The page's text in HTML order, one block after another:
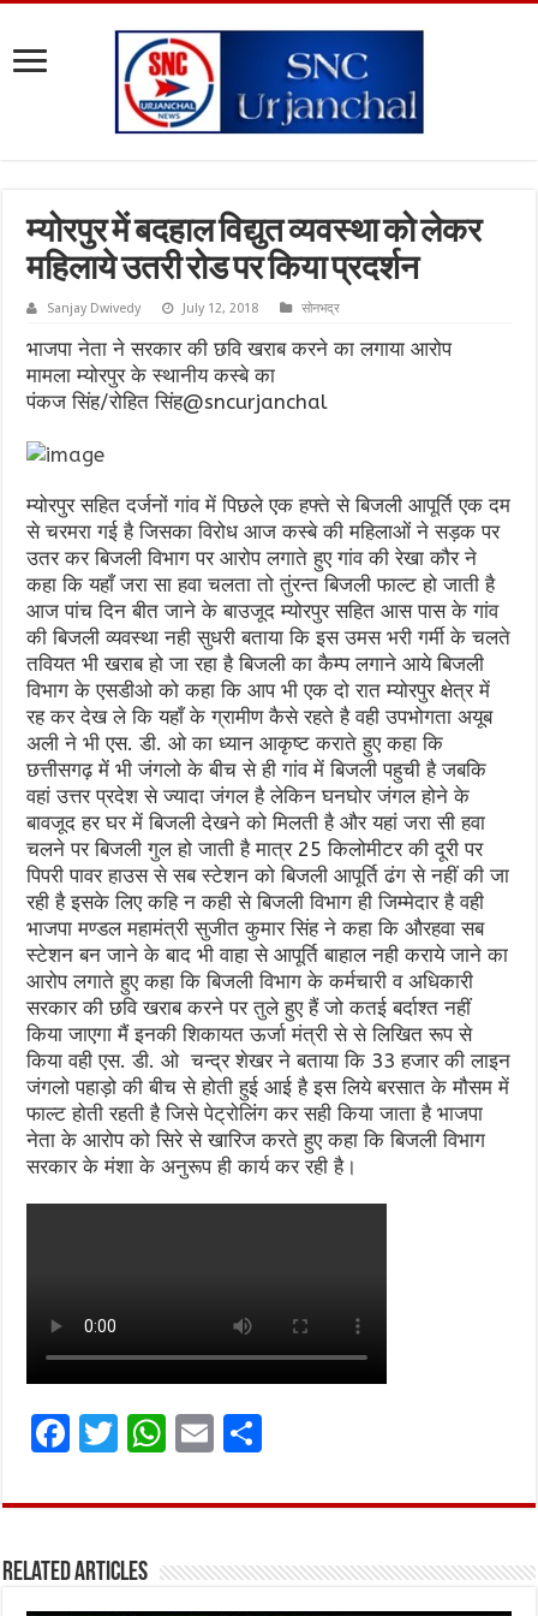
म्योरपुर में बदहाल विद्युत व्यवस्था को लेकर
महिलाये उतरी रोड पर किया प्रदर्शन
Sanjay Dwivedy July 12, 2018 सोनभद्र
भाजपा नेता ने सरकार की छवि खराब करने का लगाया आरोप
मामला म्योरपुर के स्थानीय कस्बे का
पंकज सिंह/रोहित सिंह@sncurjanchal
म्योरपुर सहित दर्जनों गांव में पिछले एक हफ्ते से बिजली आपूर्ति एक दम
से चरमरा गई है जिसका विरोध आज कस्बे की महिलाओं ने सड़क पर
उतर कर बिजली विभाग पर आरोप लगाते हुए गांव की रेखा कौर ने
कहा कि यहाँ जरा सा हवा चलता तो तुंरन्त बिजली फाल्ट हो जाती है
आज पांच दिन बीत जाने के बाउजूद म्योरपुर सहित आस पास के गांव
की बिजली व्यवस्था नही सुधरी बताया कि इस उमस भरी गर्मी के चलते
तवियत भी खराब हो जा रहा है बिजली का कैम्प लगाने आये बिजली
विभाग के एसडीओ को कहा कि आप भी एक दो रात म्योरपुर क्षेत्र में
रह कर देख ले कि यहाँ के ग्रामीण कैसे रहते है वही उपभोगता अयूब
अली ने भी एस. डी. ओ का ध्यान आकृष्ट कराते हुए कहा कि
छत्तीसगढ़ में भी जंगलो के बीच से ही गांव में बिजली पहुची है जबकि
वहां उत्तर प्रदेश से ज्यादा जंगल है लेकिन घनघोर जंगल होने के
बावजूद हर घर में बिजली देखने को मिलती है और यहां जरा सी हवा
चलने पर बिजली गुल हो जाती है मात्र 25 किलोमीटर की दूरी पर
पिपरी पावर हाउस से सब स्टेशन को बिजली आपूर्ति ढंग से नहीं की जा
रही है इसके लिए कहि न कही से बिजली विभाग ही जिम्मेदार है वही
भाजपा मण्डल महामंत्री सुजीत कुमार सिंह ने कहा कि औरहवा सब
स्टेशन बन जाने के बाद भी वाहा से आपूर्ति बाहाल नही कराये जाने का
आरोप लगाते हुए कहा कि बिजली विभाग के कर्मचारी व अधिकारी
सरकार की छवि खराब करने पर तुले हुए हैं जो कतई बर्दाश्त नहीं
किया जाएगा मैं इनकी शिकायत ऊर्जा मंत्री से से लिखित रूप से
किया वही एस. डी. ओ चन्द्र शेखर ने बताया कि 33 हजार की लाइन
जंगलो पहाड़ो की बीच से होती हुई आई है इस लिये बरसात के मौसम में
फाल्ट होती रहती है जिसे पेट्रोलिंग कर सही किया जाता है भाजपा
नेता के आरोप को सिरे से खारिज करते हुए कहा कि बिजली विभाग
सरकार के मंशा के अनुरूप ही कार्य कर रही है।
F
ce
o
T
it
r
W
at
A
E
ai ar
Related Articles